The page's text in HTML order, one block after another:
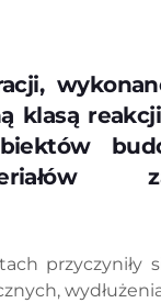
klasą
przyczyniły